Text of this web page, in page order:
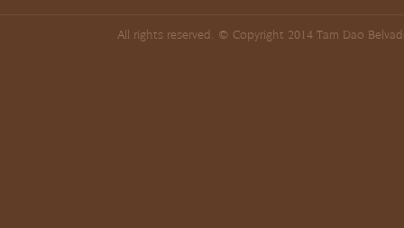
All rights reserved. © Copyright 2014 Tam Dao